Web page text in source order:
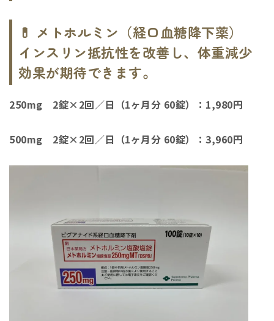
💊 メトホルミン（経口血糖降下薬）
インスリン抵抗性を改善し、体重減少
効果が期待できます。
250mg 2錠×2回／日（1ヶ月分 60錠）：1,980円
500mg 2錠×2回／日（1ヶ月分 60錠）：3,960円